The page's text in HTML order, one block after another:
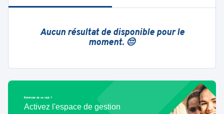
Aucun résultat de disponible pour le
moment. 😔
Bénévole de ce club ?
Activez l'espace de gestion